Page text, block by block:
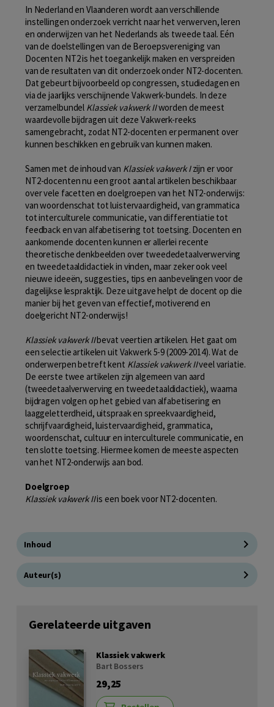
In Nederland en Vlaanderen wordt aan verschillende
instellingen onderzoek verricht naar het verwerven, leren
en onderwijzen van het Nederlands als tweede taal. Eén
van de doelstellingen van de Beroepsvereniging van
Docenten NT2 is het toegankelijk maken en verspreiden
van de resultaten van dit onderzoek onder NT2-docenten.
Dat gebeurt bijvoorbeeld op congressen, studiedagen en
via de jaarlijks verschijnende Vakwerk-bundels. In deze
verzamelbundel Klassiek vakwerk IIworden de meest
waardevolle bijdragen uit deze Vakwerk-reeks
samengebracht, zodat NT2-docenten er permanent over
kunnen beschikken en gebruik van kunnen maken.
Samen met de inhoud van Klassiek vakwerk Izijn er voor
NT2-docenten nu een groot aantal artikelen beschikbaar
over vele facetten en doelgroepen van het NT2-onderwijs:
van woordenschat tot luistervaardigheid, van grammatica
tot interculturele communicatie, van differentiatie tot
feedback en van alfabetisering tot toetsing. Docenten en
aankomende docenten kunnen er allerlei recente
theoretische denkbeelden over tweededetaalverwerving
en tweedetaaldidactiek in vinden, maar zeker ook veel
nieuwe ideeën, suggesties, tips en aanbevelingen voor de
dagelijkse lespraktijk. Deze uitgave helpt de docent op die
manier bij het geven van effectief, motiverend en
doelgericht NT2-onderwijs!
Klassiek vakwerk IIbevat veertien artikelen. Het gaat om
een selectie artikelen uit Vakwerk 5-9 (2009-2014). Wat de
onderwerpen betreft kent Klassiek vakwerk IIveel variatie.
De eerste twee artikelen zijn algemeen van aard
(tweedetaalverwerving en tweedetaaldidactiek), waarna
bijdragen volgen op het gebied van alfabetisering en
laaggeletterdheid, uitspraak en spreekvaardigheid,
schrijfvaardigheid, luistervaardigheid, grammatica,
woordenschat, cultuur en interculturele communicatie, en
ten slotte toetsing. Hiermee komen de meeste aspecten
van het NT2-onderwijs aan bod.
Doelgroep
Klassiek vakwerk IIis een boek voor NT2-docenten.
Inhoud
Auteur(s)
Gerelateerde uitgaven
Klassiek vakwerk
Bart Bossers
29,25